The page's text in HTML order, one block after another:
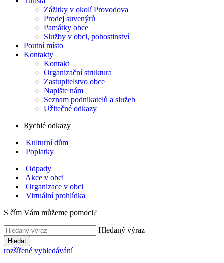
Zážitky v okolí Provodova
Prodej suvenýrů
Památky obce
Služby v obci, pohostinství
Poutní místo
Kontakty
Kontakt
Organizační struktura
Zastupitelstvo obce
Napište nám
Seznam podnikatelů a služeb
Užitečné odkazy
Rychlé odkazy
Kulturní dům
Poplatky
Odpady
Akce v obci
Organizace v obci
Virtuální prohlídka
S čím Vám můžeme pomoci?
Hledaný výraz
Hledat
rozšířené vyhledávání